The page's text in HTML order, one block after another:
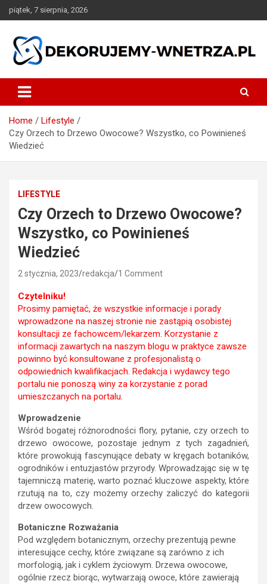
Skip
to
piątek, 7 sierpnia, 2026
dekorujemy-wnetrza.pl
Home
Lifestyle
Czy Orzech to Drzewo Owocowe? Wszystko, co Powinieneś
Wiedzieć
LIFESTYLE
Czy Orzech to Drzewo Owocowe?
Wszystko, co Powinieneś
Wiedzieć
2 stycznia, 2023 redakcja 1 Comment
Czytelniku!
Prosimy pamiętać, że wszystkie informacje i porady
wprowadzone na naszej stronie nie zastąpią osobistej
konsultacji ze fachowcem/lekarzem. Korzystanie z
informacji zawartych na naszym blogu w praktyce zawsze
powinno być konsultowane z profesjonalistą o
odpowiednich kwalifikacjach. Redakcja i wydawcy tego
portalu nie ponoszą winy za korzystanie z porad
umieszczanych na portalu.
Wprowadzenie
Wśród bogatej różnorodności flory, pytanie, czy orzech to
drzewo owocowe, pozostaje jednym z tych zagadnień,
które prowokują fascynujące debaty w kręgach botaników,
ogrodników i entuzjastów przyrody. Wprowadzając się w tę
tajemniczą materię, warto poznać kluczowe aspekty, które
rzutują na to, czy możemy orzechy zaliczyć do kategorii
drzew owocowych.
Botaniczne Rozważania
Pod względem botanicznym, orzechy prezentują pewne
interesujące cechy, które związane są zarówno z ich
morfologią, jak i cyklem życiowym. Drzewa owocowe,
ogólnie rzecz biorąc, wytwarzają owoce, które zawierają